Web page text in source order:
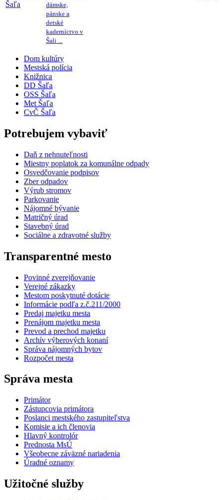
dámske,
pánske a
detské
kaderníctvo v
Šali ...
Dom kultúry
Mestská polícia
Knižnica
DD Šaľa
OSS Šaľa
Met Šaľa
CvČ Šaľa
Potrebujem vybaviť
Daň z nehnuteľnosti
Miestny poplatok za komunálne odpady
Osvedčovanie podpisov
Zber odpadov
Výrub stromov
Parkovanie
Nájomné bývanie
Matričný úrad
Stavebný úrad
Sociálne a zdravotné služby
Transparentné mesto
Povinné zverejňovanie
Verejné zákazky
Mestom poskytnuté dotácie
Informácie podľa z.č.211/2000
Predaj majetku mesta
Prenájom majetku mesta
Prevod a prechod majetku
Archív výberových konaní
Správa nájomných bytov
Rozpočet mesta
Správa mesta
Primátor
Zástupcovia primátora
Poslanci mestského zastupiteľstva
Komisie a ich členovia
Hlavný kontrolór
Prednosta MsÚ
Všeobecne záväzné nariadenia
Úradné oznamy
Užitočné služby